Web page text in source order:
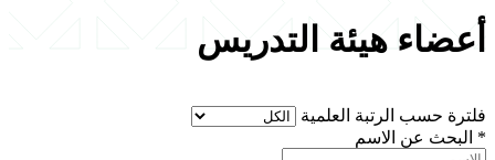
أعضاء هيئة التدريس
فلترة حسب الرتبة العلمية
* البحث عن الاسم